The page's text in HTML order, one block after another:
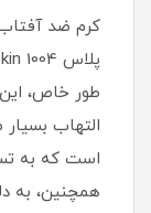
کرم ضد آفتاب
طور خاص،
التهاب
است که به
همچنین، به